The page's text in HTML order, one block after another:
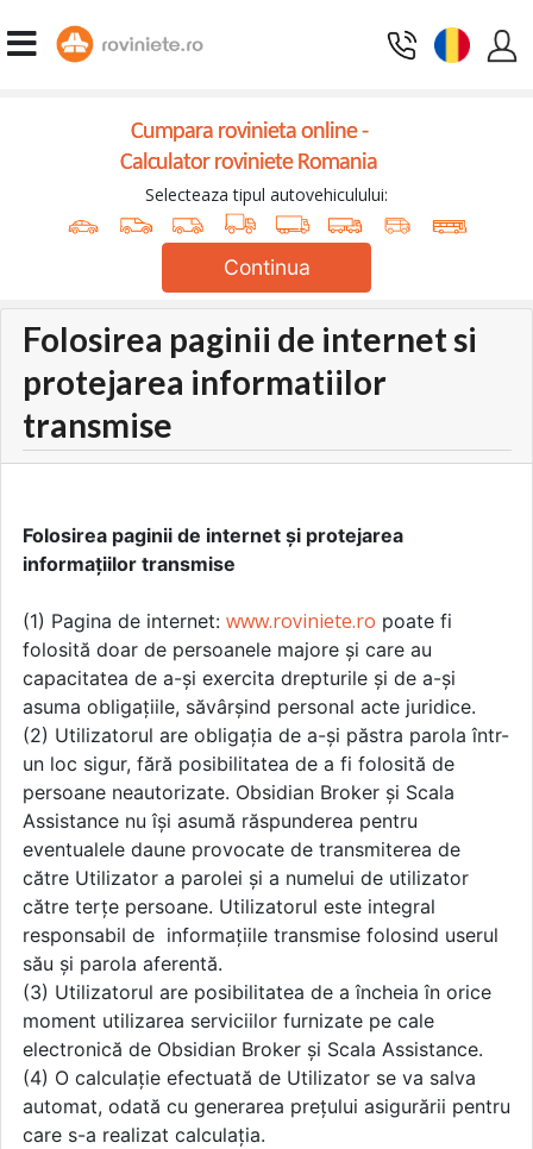
Cumpara rovinieta online -
Calculator roviniete Romania
Selecteaza tipul autovehiculului:
Continua
Folosirea paginii de internet si
protejarea informatiilor
transmise
Folosirea paginii de internet și protejarea
informațiilor transmise
(1) Pagina de internet: www.roviniete.ro poate fi
folosită doar de persoanele majore și care au
capacitatea de a-și exercita drepturile și de a-și
asuma obligațiile, săvârșind personal acte juridice.
(2) Utilizatorul are obligația de a-și păstra parola într-
un loc sigur, fără posibilitatea de a fi folosită de
persoane neautorizate. Obsidian Broker și Scala
Assistance nu își asumă răspunderea pentru
eventualele daune provocate de transmiterea de
către Utilizator a parolei și a numelui de utilizator
către terțe persoane. Utilizatorul este integral
responsabil de informațiile transmise folosind userul
său și parola aferentă.
(3) Utilizatorul are posibilitatea de a încheia în orice
moment utilizarea serviciilor furnizate pe cale
electronică de Obsidian Broker și Scala Assistance.
(4) O calculație efectuată de Utilizator se va salva
automat, odată cu generarea prețului asigurării pentru
care s-a realizat calculația.